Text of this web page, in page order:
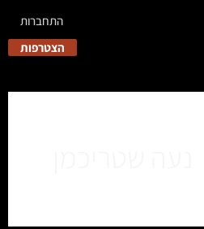
התחברות
הצטרפות